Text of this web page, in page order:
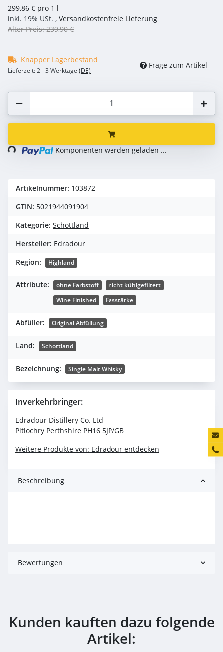
299,86 € pro 1 l
inkl. 19% USt. , Versandkostenfreie Lieferung
Alter Preis: 239,90 €
Knapper Lagerbestand
Lieferzeit:2 - 3 Werktage (DE)
Frage zum Artikel
Komponenten werden geladen ...
Artikelnummer: 103872
GTIN: 5021944091904
Kategorie: Schottland
Hersteller: Edradour
Region:
Highland
Attribute: ohne Farbstoff
nicht kühlgefiltert
Wine Finished
Fasstärke
Abfüller: Original Abfüllung
Land: Schottland
Bezeichnung: Single Malt Whisky
Inverkehrbringer:
Edradour Distillery Co. Ltd
Pitlochry Perthshire PH16 5JP/GB
Weitere Produkte von: Edradour entdecken
Beschreibung
Bewertungen
Kunden kauften dazu folgende
Artikel: